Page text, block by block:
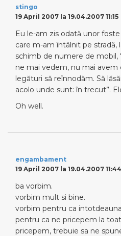
stingo
19 April 2007 la 19.04.2007 11:15
Eu le-am zis odată unor
care m-am întâlnit pe stradă,
schimb de numere de mobil,
ne mai vedem, nu mai avem
legături să reînnodăm. Să
acolo unde sunt: în trecut”.
Oh well.
engambament
19 April 2007 la 19.04.2007 11:44
ba vorbim.
vorbim mult si bine.
vorbim pentru ca
pentru ca ne pricepem la
pricepem, trebuie sa ne